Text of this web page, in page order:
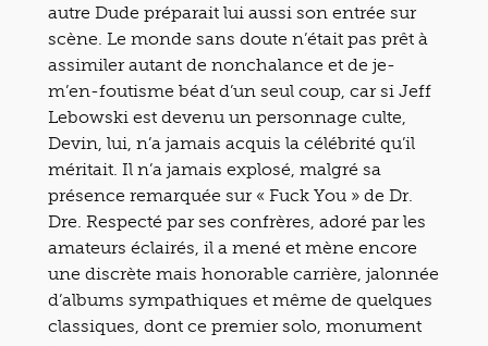
autre Dude préparait lui aussi son entrée sur
scène. Le monde sans doute n’était pas prêt à
assimiler autant de nonchalance et de je-
m’en-foutisme béat d’un seul coup, car si Jeff
Lebowski est devenu un personnage culte,
Devin, lui, n’a jamais acquis la célébrité qu’il
méritait. Il n’a jamais explosé, malgré sa
présence remarquée sur « Fuck You » de Dr.
Dre. Respecté par ses confrères, adoré par les
amateurs éclairés, il a mené et mène encore
une discrète mais honorable carrière, jalonnée
d’albums sympathiques et même de quelques
classiques, dont ce premier solo, monument